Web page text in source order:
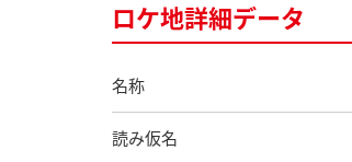
ロケ地詳細データ
名称
読み仮名